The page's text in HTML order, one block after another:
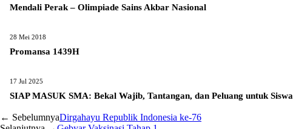
Mendali Perak – Olimpiade Sains Akbar Nasional
28 Mei 2018
Promansa 1439H
17 Jul 2025
SIAP MASUK SMA: Bekal Wajib, Tantangan, dan Peluang untuk
← SebelumnyaDirgahayu Republik Indonesia ke-76